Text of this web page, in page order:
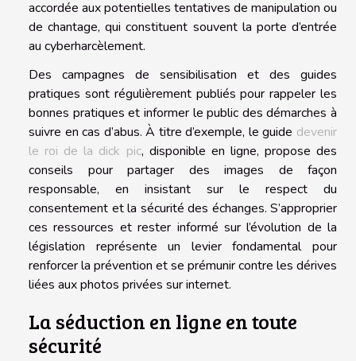
accordée aux potentielles tentatives de manipulation ou
de chantage, qui constituent souvent la porte d’entrée
au cyberharcèlement.
Des campagnes de sensibilisation et des guides
pratiques sont régulièrement publiés pour rappeler les
bonnes pratiques et informer le public des démarches à
suivre en cas d’abus. À titre d’exemple, le guide devenir
le roi de la dick pic, disponible en ligne, propose des
conseils pour partager des images de façon
responsable, en insistant sur le respect du
consentement et la sécurité des échanges. S’approprier
ces ressources et rester informé sur l’évolution de la
législation représente un levier fondamental pour
renforcer la prévention et se prémunir contre les dérives
liées aux photos privées sur internet.
La séduction en ligne en toute
sécurité